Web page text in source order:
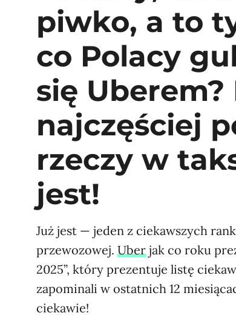
piwko, a to
co Polacy
się
najczęściej
rzeczy w
jest!
Już jest — jeden z ciekawszych
przewozowej. Uber jak co roku
2025”, który prezentuje listę
zapominali w ostatnich 12
ciekawie!